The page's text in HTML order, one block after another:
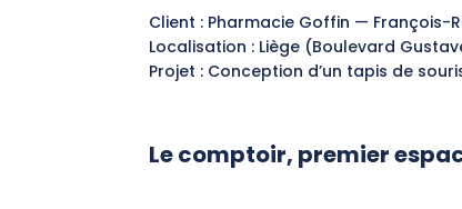
Client : Pharmacie Goffin — François-
Localisation : Liège (Boulevard
Projet : Conception d’un tapis de
Le comptoir, premier